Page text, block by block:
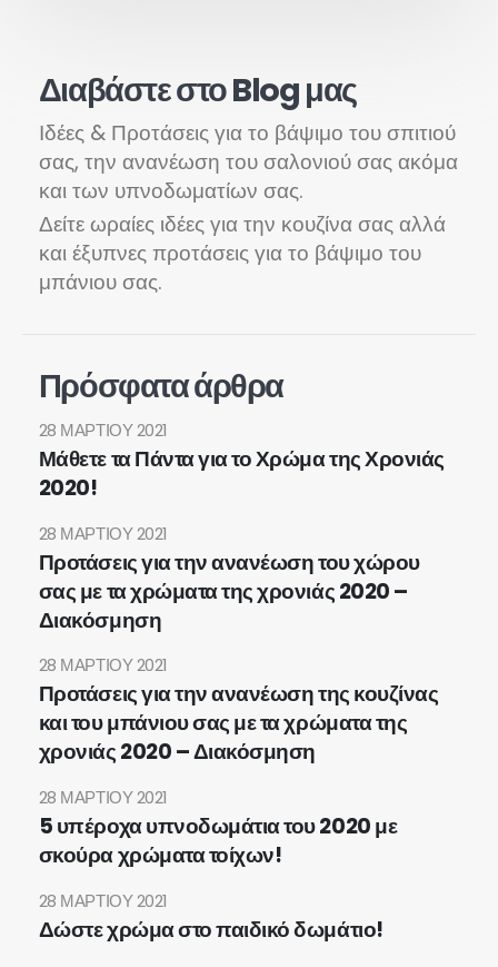
Διαβάστε στο Blog μας
Ιδέες & Προτάσεις για το βάψιμο του σπιτιού
σας, την ανανέωση του σαλονιού σας ακόμα
και των υπνοδωματίων σας.
Δείτε ωραίες ιδέες για την κουζίνα σας αλλά
και έξυπνες προτάσεις για το βάψιμο του
μπάνιου σας.
Πρόσφατα άρθρα
Μάθετε τα Πάντα για το Χρώμα της Χρονιάς
2020!
28 ΜΑΡΤΊΟΥ 2021
Προτάσεις για την ανανέωση του χώρου
σας με τα χρώματα της χρονιάς 2020 –
Διακόσμηση
28 ΜΑΡΤΊΟΥ 2021
Προτάσεις για την ανανέωση της κουζίνας
και του μπάνιου σας με τα χρώματα της
χρονιάς 2020 – Διακόσμηση
28 ΜΑΡΤΊΟΥ 2021
5 υπέροχα υπνοδωμάτια του 2020 με
σκούρα χρώματα τοίχων!
28 ΜΑΡΤΊΟΥ 2021
Δώστε χρώμα στο παιδικό δωμάτιο!
28 ΜΑΡΤΊΟΥ 2021